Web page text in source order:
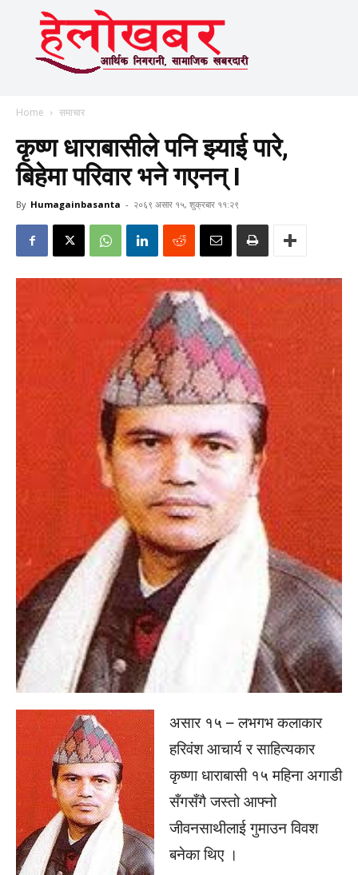
Home समाचार
कृष्ण धाराबासीले पनि झ्याई पारे,
बिहेमा परिवार भने गएनन् I
By Humagainbasanta - २०६९ असार १५, शुक्रबार ११:२९
असार १५ – लभगभ कलाकार
हरिवंश आचार्य र साहित्यकार
कृष्णा धाराबासी १५ महिना अगाडी
सँगसँगै जस्तो आफ्नो
जीवनसाथीलाई गुमाउन विवश
बनेका थिए ।